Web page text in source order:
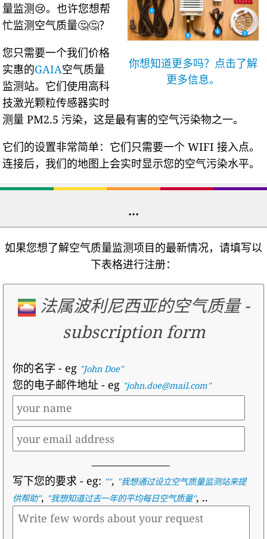
你想知道更多吗？点击了解
更多信息。
量监测😢。也许您想帮
忙监测空气质量🤔🤔？
您只需要一个我们价格
实惠的GAIA空气质量
监测站。它们使用高科
技激光颗粒传感器实时
测量 PM2.5 污染，这是最有害的空气污染物之一。
它们的设置非常简单：它们只需要一个 WIFI 接入点。
连接后，我们的地图上会实时显示您的空气污染水平。
...
如果您想了解空气质量监测项目的最新情况，请填写以
下表格进行注册：
法属波利尼西亚的空气质量-
subscription form
你的名字 - eg "John Doe"
您的电子邮件地址 - eg "john.doe@mail.com"
写下您的要求- eg: "", "我想通过设立空气质量监测站来提
供帮助", "我想知道过去一年的平均每日空气质量", ..